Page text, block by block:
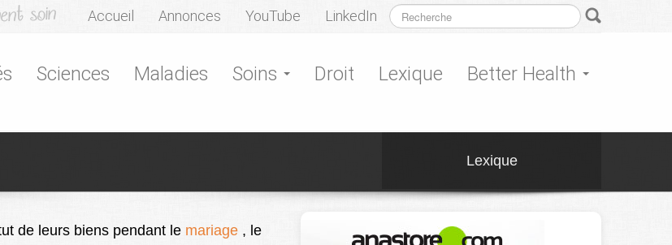
Accueil Annonces YouTube LinkedIn
Sciences Maladies Soins Droit Lexique Better Health
Lexique
de leurs biens pendant le mariage , le